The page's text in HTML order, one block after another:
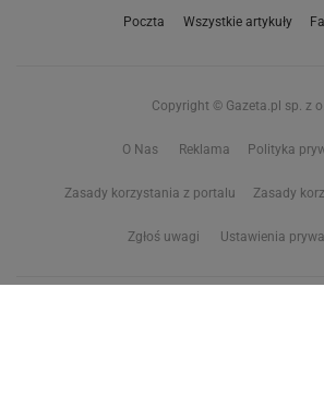
Poczta Wszystkie artykuły
Copyright © Gazeta.pl sp. z
O Nas Reklama Polityka
Zasady korzystania z portalu Zasady
Zgłoś uwagi Ustawienia